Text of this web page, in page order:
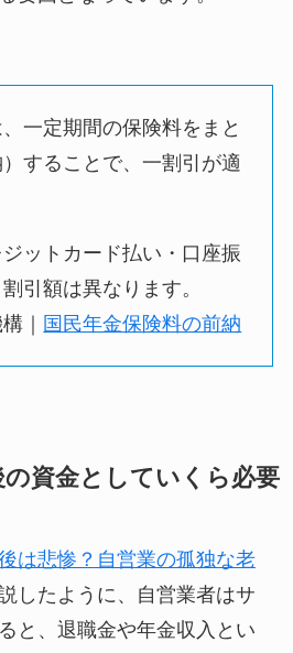
一定期間の保険料をまと
することで、一割引が適
ットカード払い・口座振
引額は異なります。
｜
国民年金保険料の前納
の資金としていくら必要
は悲惨？自営業の孤独な老
したように、自営業者はサ
と、退職金や年金収入とい